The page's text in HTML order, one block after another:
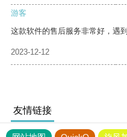
游客
这款软件的售后服务非常好，遇
2023-12-12
友情链接